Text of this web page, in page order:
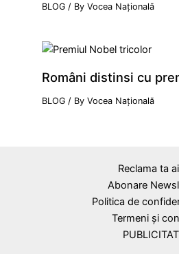
BLOG / ByVocea Națională
Români distinsi cu
BLOG / ByVocea Națională
Reclama ta
Abonare
Politica de
Termeni și